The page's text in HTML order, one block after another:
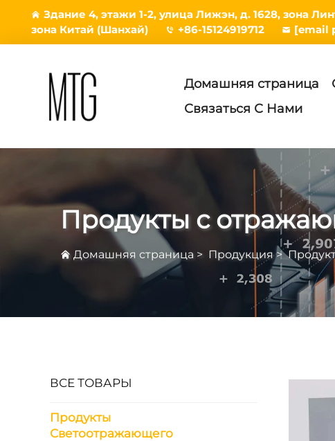
Здание 4, этажи 1-2, улица Лижэн, д. 1628, зона
зона Китай (Шанхай)
+86-15124919712 [email
Домашняя страница
Связаться С Нами
Продукты с
Домашняя страница > Продукция>
ВСЕ ТОВАРЫ
Продукты
Светоотражающего